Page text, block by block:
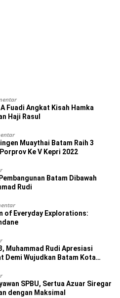
Fuadi Angkat Kisah Hamka
Haji Rasul
Muaythai Batam Raih 3
Ke V Kepri 2022
Batam Dibawah
Rudi
of Everyday Explorations:
Muhammad Rudi Apresiasi
Demi Wujudkan Batam Kota
SPBU, Sertua Azuar Siregar
dengan Maksimal